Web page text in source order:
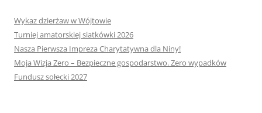
Wykaz dzierżaw w Wójtowie
Turniej amatorskiej siatkówki 2026
Nasza Pierwsza Impreza Charytatywna dla Niny!
Moja Wizja Zero – Bezpieczne gospodarstwo. Zero wypadków
Fundusz sołecki 2027